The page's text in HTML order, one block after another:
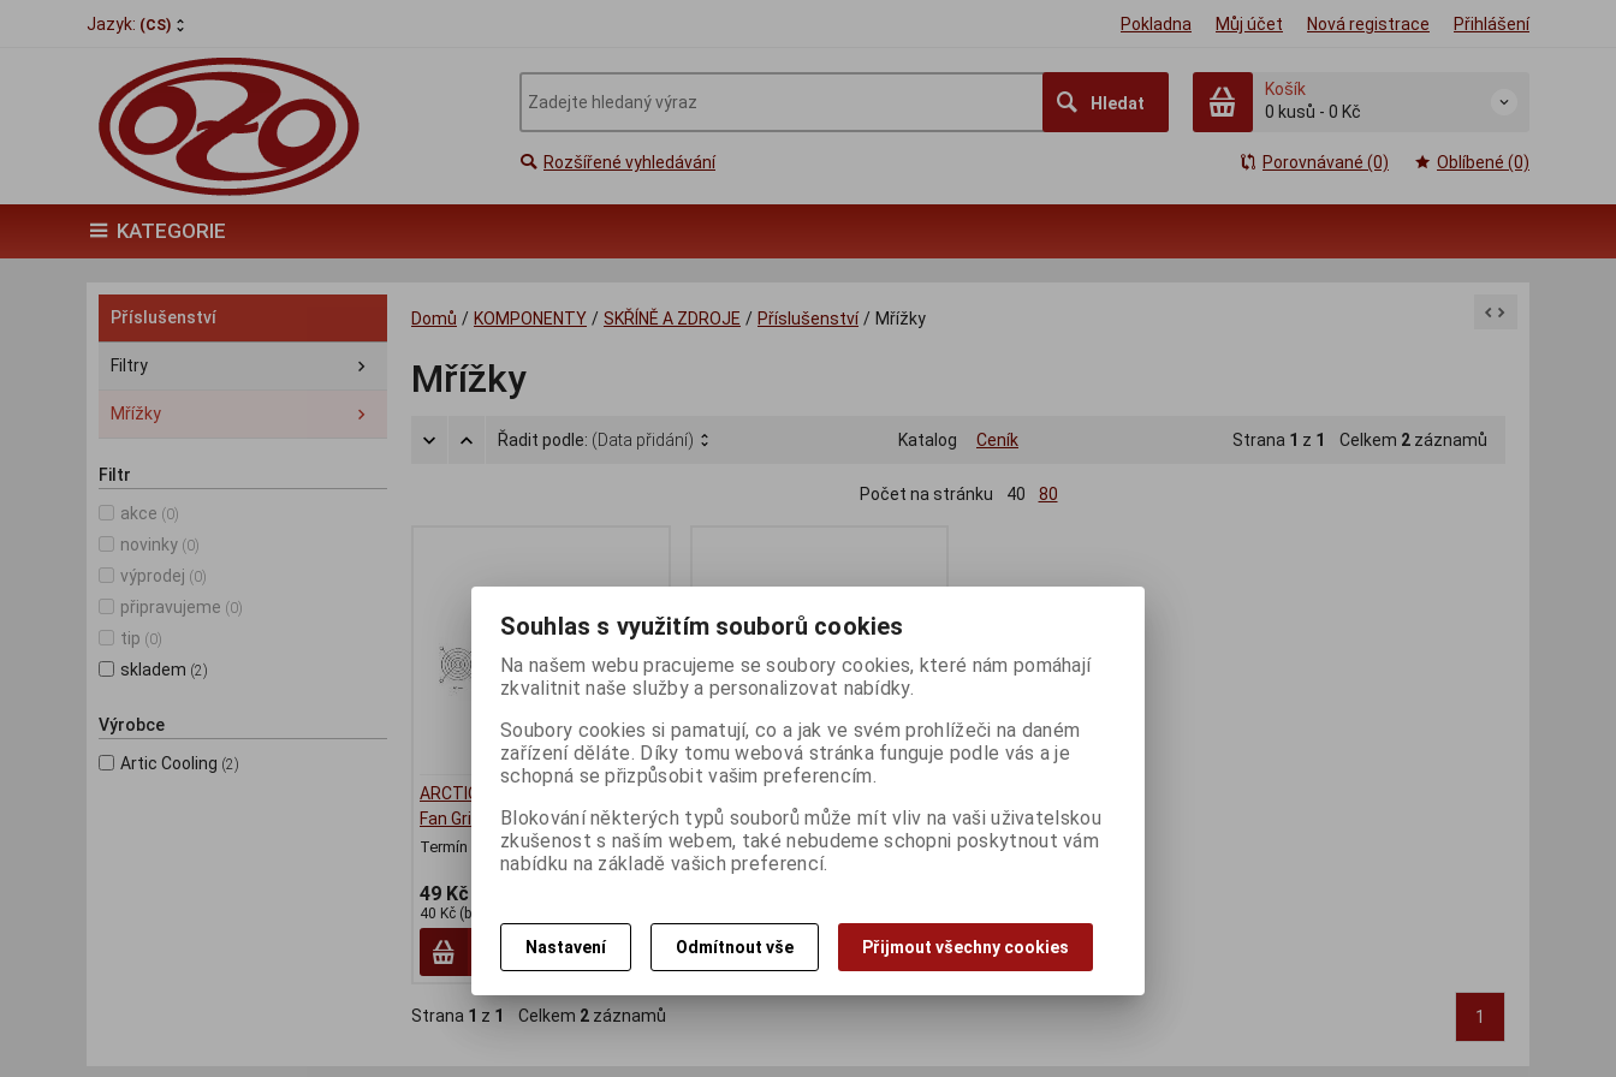
Jazyk: (CS) Pokladna Můj účet Nová registrace Přihlášení
Hledat
Košík
0 kusů - 0 Kč
Rozšířené vyhledávání Porovnávané (0) Oblíbené (0)
KATEGORIE
Příslušenství
Filtry
Mřížky
Filtr
akce (0)
novinky (0)
výprodej (0)
připravujeme (0)
tip (0)
skladem (2)
Výrobce
Artic Cooling (2)
Domů / KOMPONENTY / SKŘÍNĚ A ZDROJE / Příslušenství / Mřížky
Mřížky
Řadit podle: (Data přidání) Katalog Ceník Strana 1 z 1 Celkem 2 záznamů
Počet na stránku 40 80
ARCTIC ACFAN00087A 120mm
Fan Grills
Termín dodání (dny):1
49 Kč
40 Kč (bez DPH:)
Koupit
Fan Grills
Termín dodání (dny):1
Koupit
Strana 1 z 1 Celkem 2 záznamů 1
Souhlas s využitím souborů cookies
Na našem webu pracujeme se soubory cookies, které nám pomáhají
zkvalitnit naše služby a personalizovat nabídky.
Soubory cookies si pamatují, co a jak ve svém prohlížeči na daném
zařízení děláte. Díky tomu webová stránka funguje podle vás a je
schopná se přizpůsobit vašim preferencím.
Blokování některých typů souborů může mít vliv na vaši uživatelskou
zkušenost s naším webem, také nebudeme schopni poskytnout vám
nabídku na základě vašich preferencí.
Nastavení Odmítnout vše Přijmout všechny cookies